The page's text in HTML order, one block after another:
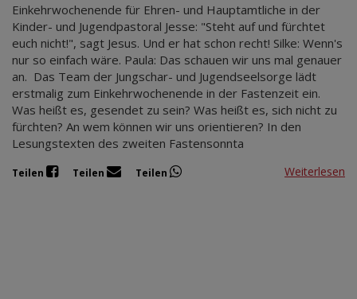
Einkehrwochenende für Ehren- und Hauptamtliche in der
Kinder- und Jugendpastoral Jesse: "Steht auf und fürchtet
euch nicht!", sagt Jesus. Und er hat schon recht! Silke: Wenn's
nur so einfach wäre. Paula: Das schauen wir uns mal genauer
an. Das Team der Jungschar- und Jugendseelsorge lädt
erstmalig zum Einkehrwochenende in der Fastenzeit ein.
Was heißt es, gesendet zu sein? Was heißt es, sich nicht zu
fürchten? An wem können wir uns orientieren? In den
Lesungstexten des zweiten Fastensonnta
Teilen Teilen Teilen Weiterlesen